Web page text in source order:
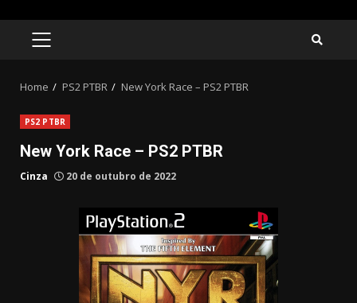
PRIMARY
Home PS2 PTBR New York Race – PS2 PTBR
PS2 PTBR
New York Race – PS2 PTBR
Cinza 20 de outubro de 2022